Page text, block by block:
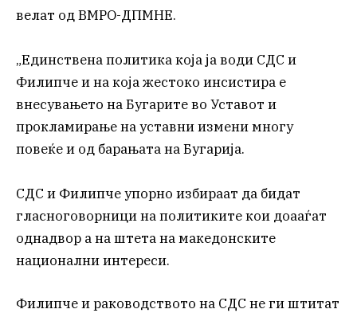
велат од ВМРО-ДПМНЕ.
„Единствена политика која ја води СДС и
Филипче и на која жестоко инсистира е
внесувањето на Бугарите во Уставот и
прокламирање на уставни измени многу
повеќе и од барањата на Бугарија.
СДС и Филипче упорно избираат да бидат
гласноговорници на политиките кои доааѓат
однадвор а на штета на македонските
национални интереси.
Филипче и раководството на СДС не ги штитат